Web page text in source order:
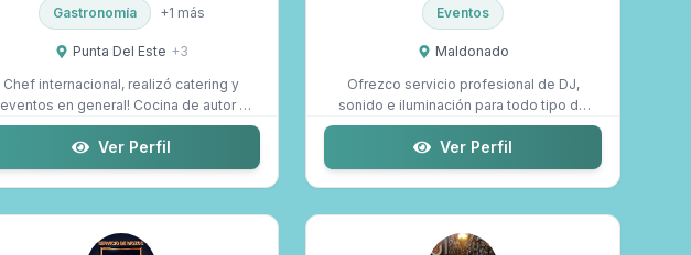
Gastronomía +1 más
Punta Del Este +3
Chef internacional, realizó catering y
eventos en general! Cocina de autor ,
che...
Ver Perfil
Eventos
Maldonado
Ofrezco servicio profesional de DJ,
sonido e iluminación para todo tipo de
event...
Ver Perfil